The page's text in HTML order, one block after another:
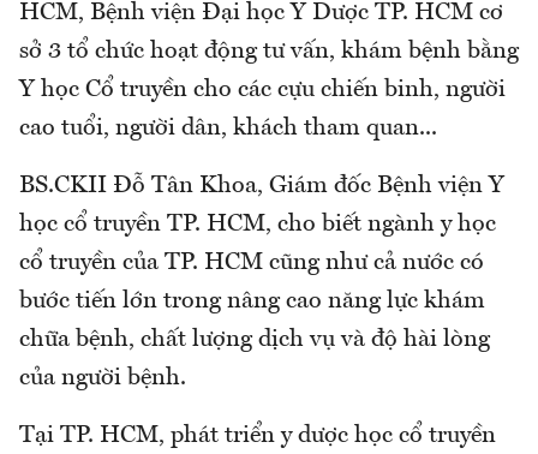
HCM, Bệnh viện Đại học Y Dược TP. HCM cơ
sở 3 tổ chức hoạt động tư vấn, khám bệnh bằng
Y học Cổ truyền cho các cựu chiến binh, người
cao tuổi, người dân, khách tham quan...
BS.CKII Đỗ Tân Khoa, Giám đốc Bệnh viện Y
học cổ truyền TP. HCM, cho biết ngành y học
cổ truyền của TP. HCM cũng như cả nước có
bước tiến lớn trong nâng cao năng lực khám
chữa bệnh, chất lượng dịch vụ và độ hài lòng
của người bệnh.
Tại TP. HCM, phát triển y dược học cổ truyền